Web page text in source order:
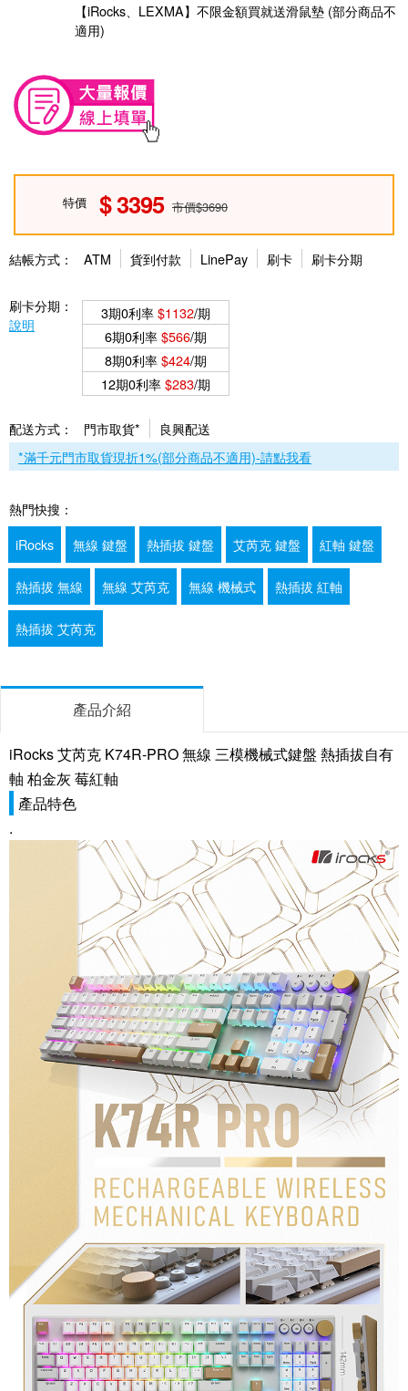
【iRocks、LEXMA】不限金額買就送滑鼠墊 (部分商品不
適用)
特價 3395 市價$3690
結帳方式： ATM 貨到付款 LinePay 刷卡 刷卡分期
刷卡分期：
說明
3期0利率$1132/期
6期0利率$566/期
8期0利率$424/期
12期0利率$283/期
配送方式： 門市取貨*
良興配送
*滿千元門市取貨現折1%(部分商品不適用)-請點我看
熱門快搜：
iRocks
無線 鍵盤 熱插拔 鍵盤 艾芮克 鍵盤 紅軸 鍵盤
熱插拔 無線 無線 艾芮克 無線 機械式 熱插拔 紅軸
熱插拔 艾芮克
產品介紹
iRocks 艾芮克 K74R-PRO 無線 三模機械式鍵盤 熱插拔自有
軸 柏金灰 莓紅軸
產品特色
.